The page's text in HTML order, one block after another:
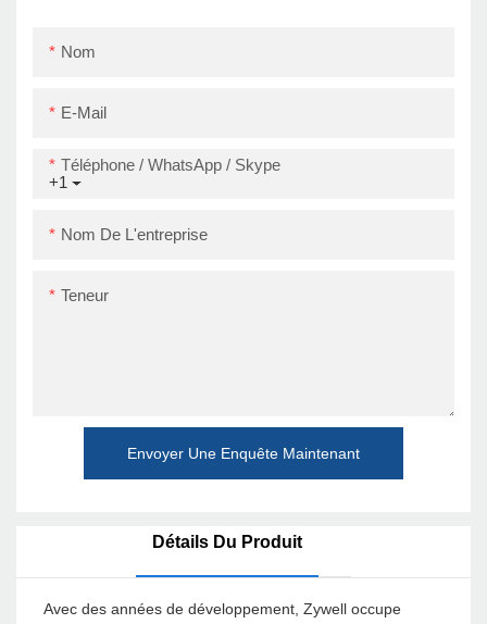
Nom
E-Mail
+1
Téléphone / WhatsApp / Skype
Nom De L'entreprise
Teneur
Envoyer Une Enquête Maintenant
Détails Du Produit
Avec des années de développement, Zywell occupe